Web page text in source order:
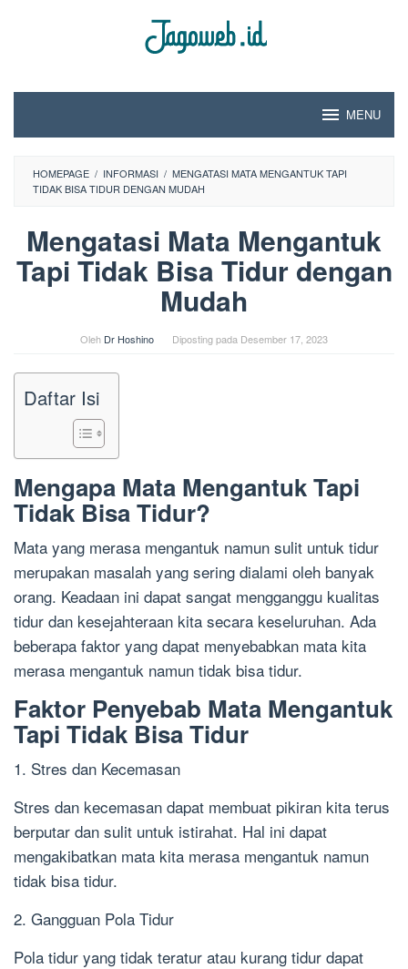
MENU
HOMEPAGE / INFORMASI / MENGATASI MATA MENGANTUK TAPI
TIDAK BISA TIDUR DENGAN MUDAH
Mengatasi Mata Mengantuk
Tapi Tidak Bisa Tidur dengan
Mudah
Oleh Dr Hoshino Diposting pada Desember 17, 2023
Daftar Isi
Mengapa Mata Mengantuk Tapi
Tidak Bisa Tidur?
Mata yang merasa mengantuk namun sulit untuk tidur
merupakan masalah yang sering dialami oleh banyak
orang. Keadaan ini dapat sangat mengganggu kualitas
tidur dan kesejahteraan kita secara keseluruhan. Ada
beberapa faktor yang dapat menyebabkan mata kita
merasa mengantuk namun tidak bisa tidur.
Faktor Penyebab Mata Mengantuk
Tapi Tidak Bisa Tidur
1. Stres dan Kecemasan
Stres dan kecemasan dapat membuat pikiran kita terus
berputar dan sulit untuk istirahat. Hal ini dapat
mengakibatkan mata kita merasa mengantuk namun
tidak bisa tidur.
2. Gangguan Pola Tidur
Pola tidur yang tidak teratur atau kurang tidur dapat